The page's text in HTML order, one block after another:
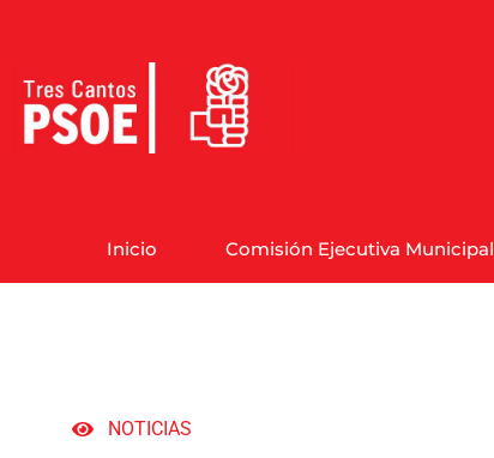
Inicio Comisión Ejecutiva Municipal
NOTICIAS